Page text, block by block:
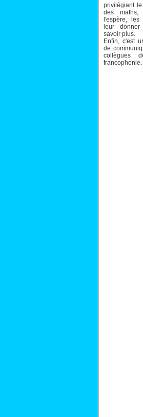
privilégiant
des maths,
l'espère, les
leur
savoir plus.
Enfin, c'est
de
collègues
francophonie.